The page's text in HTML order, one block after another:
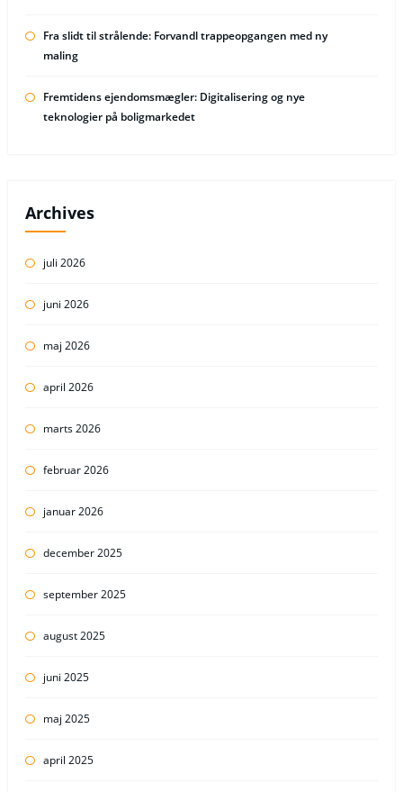
Fra slidt til strålende: Forvandl trappeopgangen med ny
maling
Fremtidens ejendomsmægler: Digitalisering og nye
teknologier på boligmarkedet
Archives
juli 2026
juni 2026
maj 2026
april 2026
marts 2026
februar 2026
januar 2026
december 2025
september 2025
august 2025
juni 2025
maj 2025
april 2025